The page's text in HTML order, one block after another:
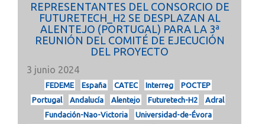
REPRESENTANTES DEL CONSORCIO DE
FUTURETECH_H2 SE DESPLAZAN AL
ALENTEJO (PORTUGAL) PARA LA 3ª
REUNIÓN DEL COMITÉ DE EJECUCIÓN
DEL PROYECTO
3 junio 2024
FEDEME España CATEC Interreg
POCTEP
Portugal
Andalucía Alentejo Futuretech-H2
Adral
Fundación-Nao-Victoria
Universidad-de-Évora